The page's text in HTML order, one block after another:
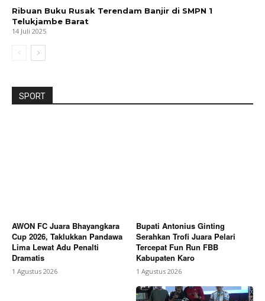
Ribuan Buku Rusak Terendam Banjir di SMPN 1
Telukjambe Barat
14 Juli 2025
SPORT
AWON FC Juara Bhayangkara
Cup 2026, Taklukkan Pandawa
Lima Lewat Adu Penalti
Dramatis
1 Agustus 2026
Bupati Antonius Ginting
Serahkan Trofi Juara Pelari
Tercepat Fun Run FBB
Kabupaten Karo
1 Agustus 2026